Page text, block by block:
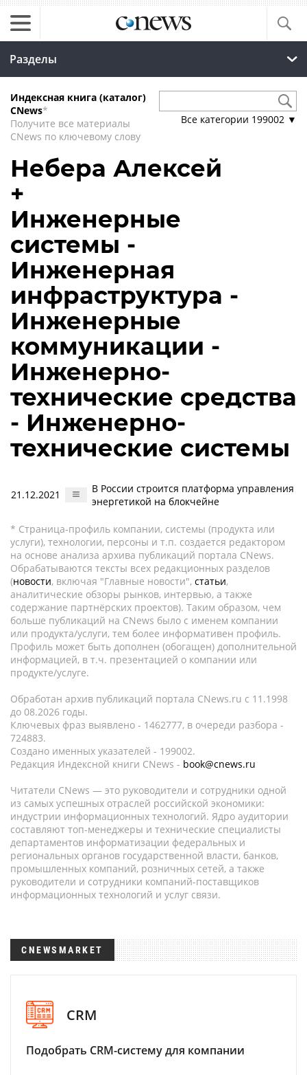
Разделы
Индексная книга (каталог)
CNews*
Получите все материалы
CNews по ключевому слову
Все категории 199002 ▼
Небера Алексей
+
Инженерные
системы -
Инженерная
инфраструктура -
Инженерные
коммуникации -
Инженерно-
технические средства
- Инженерно-
технические системы
21.12.2021
В России строится платформа управления
энергетикой на блокчейне
* Страница-профиль компании, системы (продукта или
услуги), технологии, персоны и т.п. создается редактором
на основе анализа архива публикаций портала CNews.
Обрабатываются тексты всех редакционных разделов
(новости, включая "Главные новости", статьи,
аналитические обзоры рынков, интервью, а также
содержание партнёрских проектов). Таким образом, чем
больше публикаций на CNews было с именем компании
или продукта/услуги, тем более информативен профиль.
Профиль может быть дополнен (обогащен) дополнительной
информацией, в т.ч. презентацией о компании или
продукте/услуге.
Обработан архив публикаций портала CNews.ru c 11.1998
до 08.2026 годы.
Ключевых фраз выявлено - 1462777, в очереди разбора -
724883.
Создано именных указателей - 199002.
Редакция Индексной книги CNews - book@cnews.ru
Читатели CNews — это руководители и сотрудники одной
из самых успешных отраслей российской экономики:
индустрии информационных технологий. Ядро аудитории
составляют топ-менеджеры и технические специалисты
департаментов информатизации федеральных и
региональных органов государственной власти, банков,
промышленных компаний, розничных сетей, а также
руководители и сотрудники компаний-поставщиков
информационных технологий и услуг связи.
CNEWSMARKET
CRM
Подобрать CRM-систему для компании